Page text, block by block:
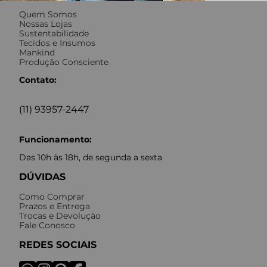
Quem Somos
Nossas Lojas
Sustentabilidade
Tecidos e Insumos
Mankind
Produção Consciente
Contato:
(11) 93957-2447
Funcionamento:
Das 10h às 18h, de segunda a sexta
DÚVIDAS
Como Comprar
Prazos e Entrega
Trocas e Devolução
Fale Conosco
REDES SOCIAIS